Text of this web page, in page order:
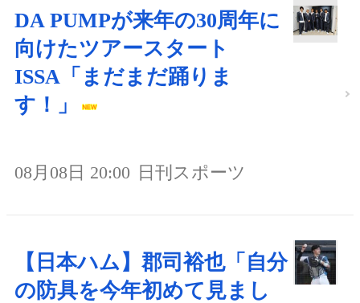
DA PUMPが来年の30周年に
向けたツアースタート
ISSA「まだまだ踊りま
す！」
08月08日 20:00 日刊スポーツ
【日本ハム】郡司裕也「自分
の防具を今年初めて見まし